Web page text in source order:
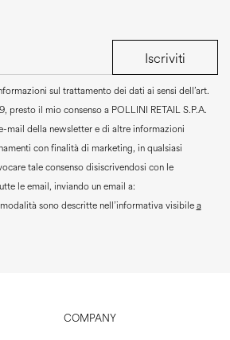
Iscriviti
sul trattamento dei dati ai sensi dell’art.
presto il mio consenso a POLLINI RETAIL S.P.A.
mail della newsletter e di altre informazioni
con finalità di marketing, in qualsiasi
tale consenso disiscrivendosi con le
le email, inviando un email a:
sono descritte nell’informativa visibilea
COMPANY